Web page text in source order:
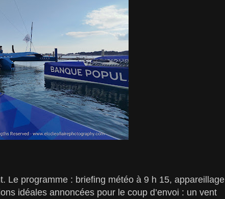
Le programme : briefing météo à 9 h 15, appareillage
idéales annoncées pour le coup d’envoi : un vent